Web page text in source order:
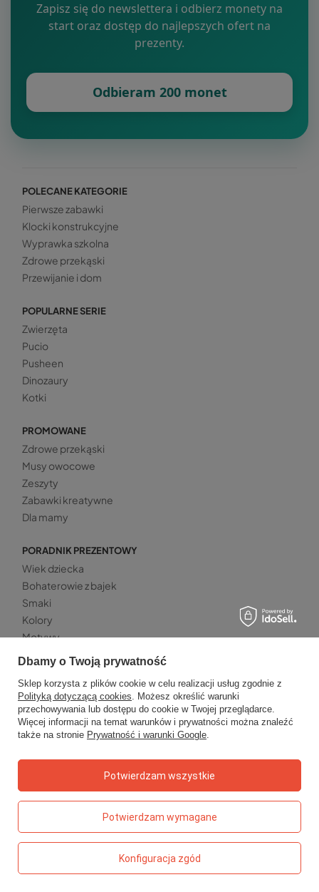
Zapisz się do newslettera i odbierz monety na
start oraz dostęp do najlepszych ofert na
prezenty.
Odbieram 200 monet
POLECANE KATEGORIE
Pierwsze zabawki
Klocki konstrukcyjne
Wyprawka szkolna
Zdrowe przekąski
Przewijanie i dom
POPULARNE SERIE
Zwierzęta
Pucio
Pusheen
Dinozaury
Kotki
PROMOWANE
Zdrowe przekąski
Musy owocowe
Zeszyty
Zabawki kreatywne
Dla mamy
PORADNIK PREZENTOWY
Wiek dziecka
Bohaterowie z bajek
Smaki
Kolory
Motywy
TOP 5 - ZABAWKI
Meli Basic klocki konstrukcyjne 300 elementów
Stylistka – magiczny świat mody
Klocki wafle Meli Travel Box 500 el.
Cymbałki chromatyczne 27-tonowe
Magiczny krystaliczny stworek Kidea
TOP 5 - KSIĄŻECZKI
Karolcia – Maria Krüger
Książka z rowkami – literki
Pucio na wakacjach
Dbamy o Twoją prywatność
Sklep korzysta z plików cookie w celu realizacji usług zgodnie z
Polityką dotyczącą cookies. Możesz określić warunki
przechowywania lub dostępu do cookie w Twojej przeglądarce.
Więcej informacji na temat warunków i prywatności można znaleźć
także na stronie Prywatność i warunki Google.
Potwierdzam wymagane
Konfiguracja zgód
Potwierdzam wszystkie